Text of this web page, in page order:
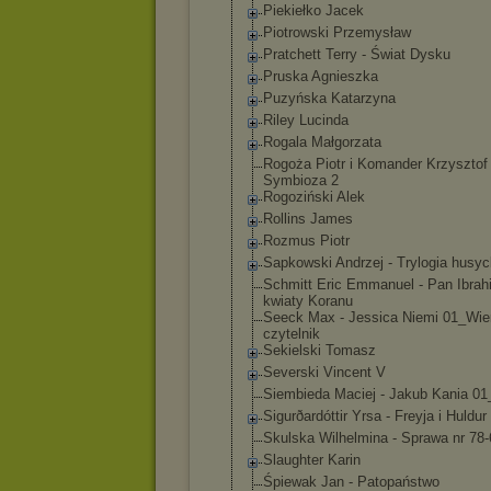
Piekiełko Jacek
Piotrowski Przemysław
Pratchett Terry - Świat Dysku
Pruska Agnieszka
Puzyńska Katarzyna
Riley Lucinda
Rogala Małgorzata
Rogoża Piotr i Komander Krzysztof
Symbioza 2
Rogoziński Alek
Rollins James
Rozmus Piotr
Sapkowski Andrzej - Trylogia
Schmitt Eric Emmanuel - Pan
kwiaty Koranu
Seeck Max - Jessica Niemi
czytelnik
Sekielski Tomasz
Severski Vincent V
Siembieda Maciej - Jakub Kania
Sigurðardóttir Yrsa - Freyja i Huldur
Skulska Wilhelmina - Sprawa nr 78-
Slaughter Karin
Śpiewak Jan - Patopaństwo